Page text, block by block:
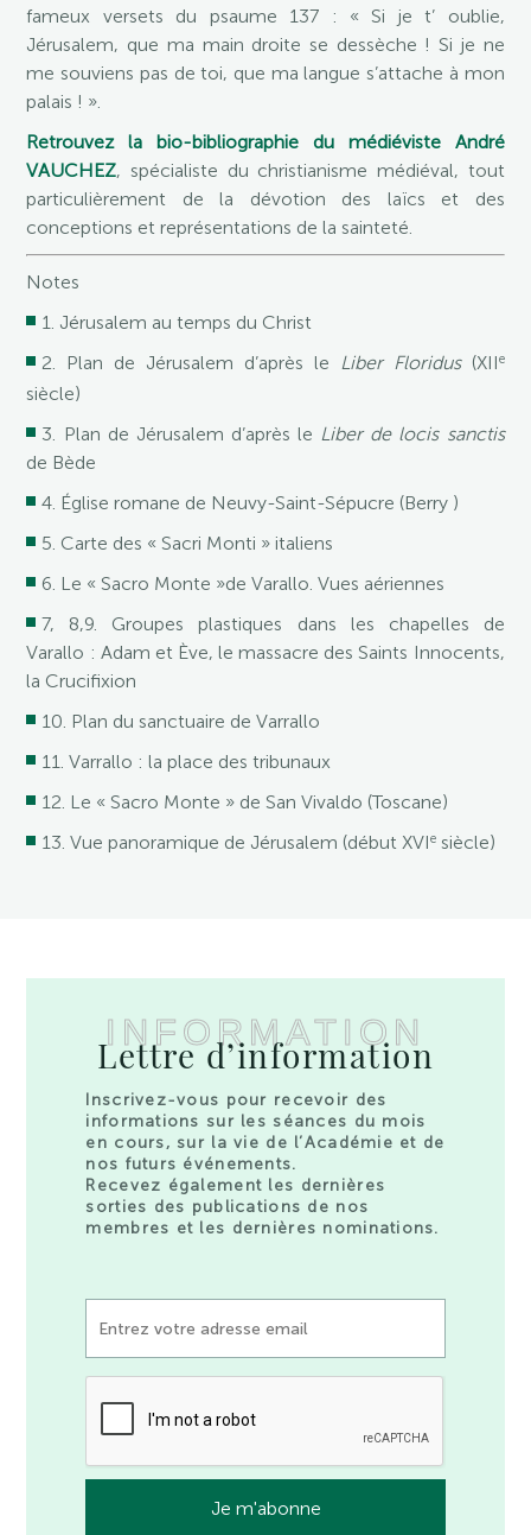
fameux versets du psaume 137 : « Si je t’ oublie,
Jérusalem, que ma main droite se dessèche ! Si je ne
me souviens pas de toi, que ma langue s’attache à mon
palais ! ».
Retrouvez la bio-bibliographie du médiéviste André
VAUCHEZ, spécialiste du christianisme médiéval, tout
particulièrement de la dévotion des laïcs et des
conceptions et représentations de la sainteté.
Notes
1. Jérusalem au temps du Christ
2. Plan de Jérusalem d’après le Liber Floridus(XIIe
siècle)
3. Plan de Jérusalem d’après le Liber de locis sanctis
de Bède
4. Église romane de Neuvy-Saint-Sépucre (Berry )
5. Carte des « Sacri Monti » italiens
6. Le « Sacro Monte »de Varallo. Vues aériennes
7, 8,9. Groupes plastiques dans les chapelles de
Varallo : Adam et Ève, le massacre des Saints Innocents,
la Crucifixion
10. Plan du sanctuaire de Varrallo
11. Varrallo : la place des tribunaux
12. Le « Sacro Monte » de San Vivaldo (Toscane)
13. Vue panoramique de Jérusalem (début XVIe siècle)
INFORMATION
Lettre d’information
Inscrivez-vous pour recevoir des
informations sur les séances du mois
en cours, sur la vie de l’Académie et de
nos futurs événements.
Recevez également les dernières
sorties des publications de nos
membres et les dernières nominations.